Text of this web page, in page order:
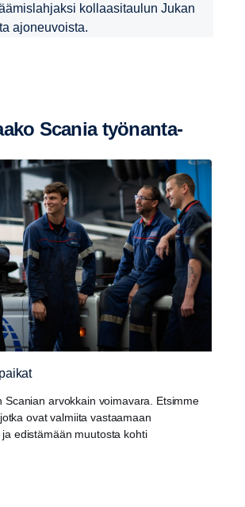
kollaasitaulun Jukan
ajoneuvoista.
Scanian arvokkain voimavara. Etsimme
ovat valmiita vastaamaan
edistämään muutosta kohti